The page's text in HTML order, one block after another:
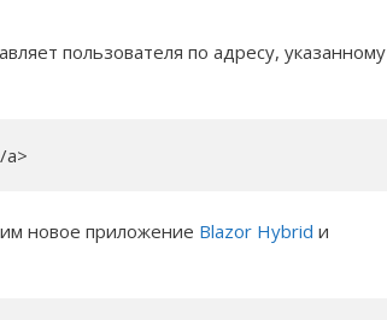
пользователя по адресу, указанному
a>
новое приложение Blazor Hybrid и